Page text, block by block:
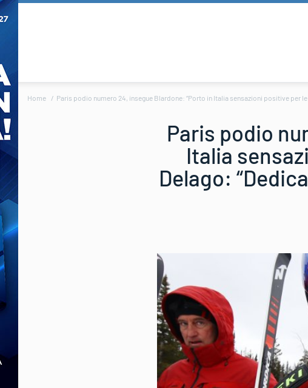
Home Paris podio numero 24, insegue Blardone: “Porto in Italia sensazioni positive per
Paris podio
Italia
Delago: